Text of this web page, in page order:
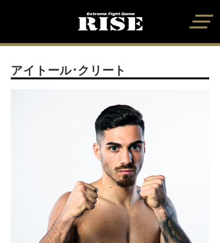
アイトール･クリート